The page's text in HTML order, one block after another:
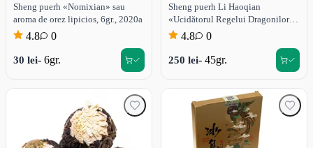
Sheng puerh «Nomixian» sau
aroma de orez lipicios, 6gr., 2020a
4.8 0
30 lei- 6gr.
Sheng puerh Li Haoqian
«Ucidătorul Regelui Dragonilor
Ban Zhang», Kunming, 45gr.,
4.8 0
250 lei- 45gr.